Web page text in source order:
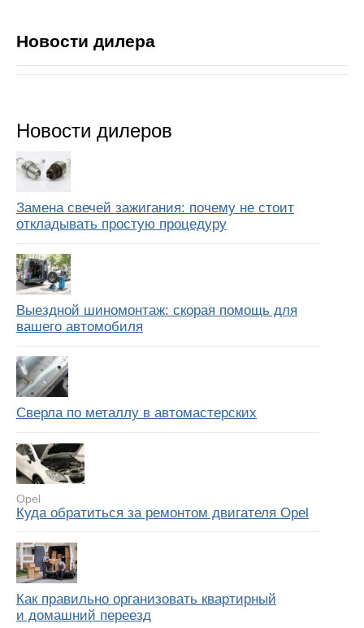
Новости дилера
Новости дилеров
Замена свечей зажигания: почему не стоит
откладывать простую процедуру
Выездной шиномонтаж: скорая помощь для
вашего автомобиля
Сверла по металлу в автомастерских
Opel
Куда обратиться за ремонтом двигателя Opel
Как правильно организовать квартирный
и домашний переезд